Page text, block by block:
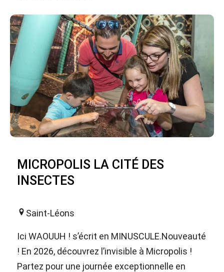
MICROPOLIS LA CITÉ DES
INSECTES
Saint-Léons
Ici WAOUUH ! s’écrit en MINUSCULE.Nouveauté
! En 2026, découvrez l’invisible à Micropolis !
Partez pour une journée exceptionnelle en